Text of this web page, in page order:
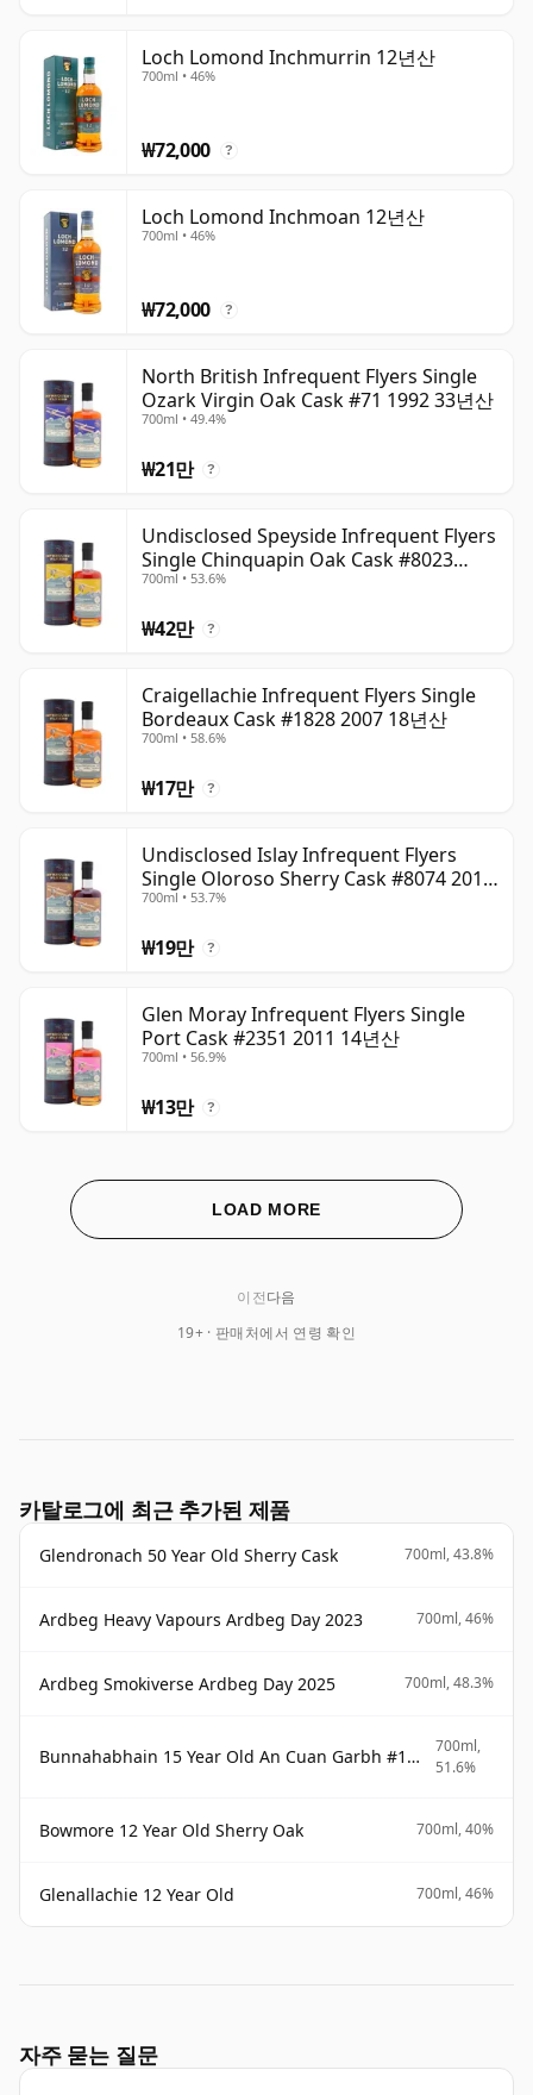
Loch Lomond Inchmurrin 12년산
700ml • 46%
₩72,000 ?
Loch Lomond Inchmoan 12년산
700ml • 46%
₩72,000 ?
North British Infrequent Flyers Single
Ozark Virgin Oak Cask #71 1992 33년산
700ml • 49.4%
₩21만 ?
Undisclosed Speyside Infrequent Flyers
Single Chinquapin Oak Cask #8023
1998 27년산
700ml • 53.6%
₩42만 ?
Craigellachie Infrequent Flyers Single
Bordeaux Cask #1828 2007 18년산
700ml • 58.6%
₩17만 ?
Undisclosed Islay Infrequent Flyers
Single Oloroso Sherry Cask #8074 2011
18년산
700ml • 53.7%
₩19만 ?
Glen Moray Infrequent Flyers Single
Port Cask #2351 2011 14년산
700ml • 56.9%
₩13만 ?
LOAD MORE
19+ · 판매처에서 연령 확인
이전다음
카탈로그에 최근 추가된 제품
Glendronach 50 Year Old Sherry Cask 700ml, 43.8%
Ardbeg Heavy Vapours Ardbeg Day 2023 700ml, 46%
Ardbeg Smokiverse Ardbeg Day 2025 700ml, 48.3%
Bunnahabhain 15 Year Old An Cuan Garbh #1 Westering Home Collection
700ml,
51.6%
Bowmore 12 Year Old Sherry Oak 700ml, 40%
Glenallachie 12 Year Old 700ml, 46%
자주 묻는 질문